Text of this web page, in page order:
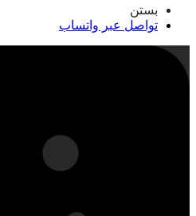
بستن
تواصل عبر واتساب